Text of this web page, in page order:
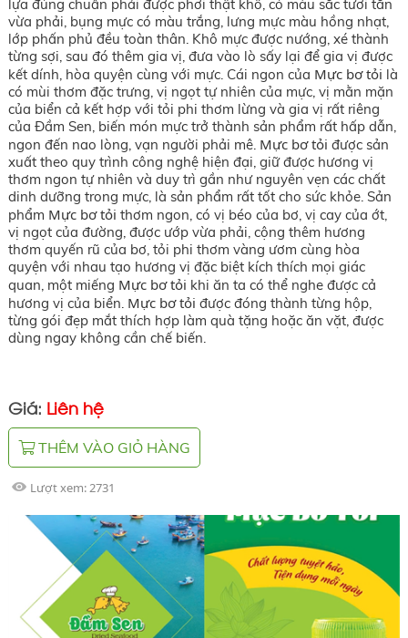
lựa đúng chuẩn phải được phơi thật khô, có màu sắc tươi tắn
vừa phải, bụng mực có màu trắng, lưng mực màu hồng nhạt,
lớp phấn phủ đều toàn thân. Khô mực được nướng, xé thành
từng sợi, sau đó thêm gia vị, đưa vào lò sấy lại để gia vị được
kết dính, hòa quyện cùng với mực. Cái ngon của Mực bơ tỏi là
có mùi thơm đặc trưng, vị ngọt tự nhiên của mực, vị mằn mặn
của biển cả kết hợp với tỏi phi thơm lừng và gia vị rất riêng
của Đầm Sen, biến món mực trở thành sản phẩm rất hấp dẫn,
ngon đến nao lòng, vạn người phải mê. Mực bơ tỏi được sản
xuất theo quy trình công nghệ hiện đại, giữ được hương vị
thơm ngon tự nhiên và duy trì gần như nguyên vẹn các chất
dinh dưỡng trong mực, là sản phẩm rất tốt cho sức khỏe. Sản
phẩm Mực bơ tỏi thơm ngon, có vị béo của bơ, vị cay của ớt,
vị ngọt của đường, được ướp vừa phải, cộng thêm hương
thơm quyến rũ của bơ, tỏi phi thơm vàng ươm cùng hòa
quyện với nhau tạo hương vị đặc biệt kích thích mọi giác
quan, một miếng Mực bơ tỏi khi ăn ta có thể nghe được cả
hương vị của biển. Mực bơ tỏi được đóng thành từng hộp,
từng gói đẹp mắt thích hợp làm quà tặng hoặc ăn vặt, được
dùng ngay không cần chế biến.
Giá: Liên hệ
THÊM VÀO GIỎ HÀNG
Lượt xem:2731